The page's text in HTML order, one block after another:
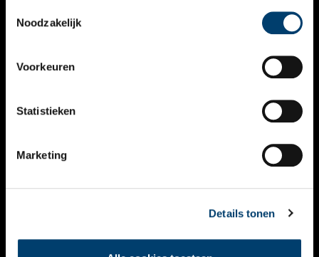
Noodzakelijk
Voorkeuren
Statistieken
Marketing
Details tonen
VERHALEN
KALENDER
THEMA’S
VIDEO’S
CONTACT